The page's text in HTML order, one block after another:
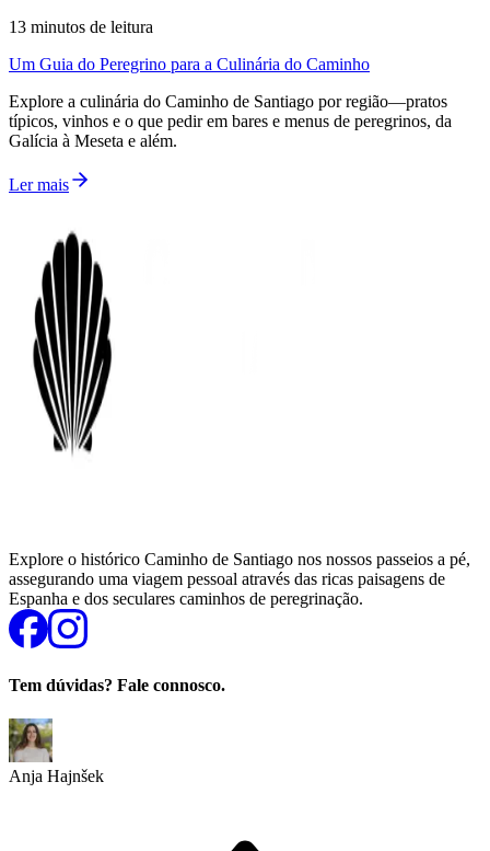
13 minutos de leitura
Um Guia do Peregrino para a Culinária do Caminho
Explore a culinária do Caminho de Santiago por região—pratos
típicos, vinhos e o que pedir em bares e menus de peregrinos, da
Galícia à Meseta e além.
Ler mais
Explore o histórico Caminho de Santiago nos nossos passeios a pé,
assegurando uma viagem pessoal através das ricas paisagens de
Espanha e dos seculares caminhos de peregrinação.
Tem dúvidas? Fale connosco.
Anja Hajnšek